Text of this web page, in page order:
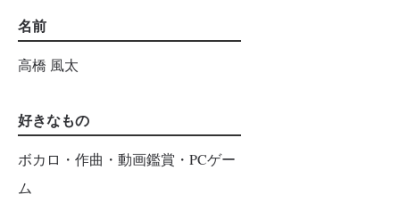
名前
高橋 風太
好きなもの
ボカロ・作曲・動画鑑賞・PCゲー
ム